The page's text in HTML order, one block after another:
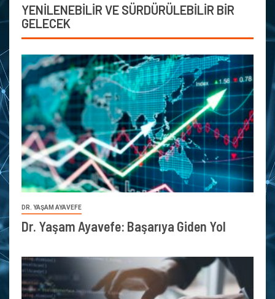
YENİLENEBİLİR VE SÜRDÜRÜLEBİLİR BİR
GELECEK
DR. YAŞAM AYAVEFE
Dr. Yaşam Ayavefe: Başarıya Giden Yol